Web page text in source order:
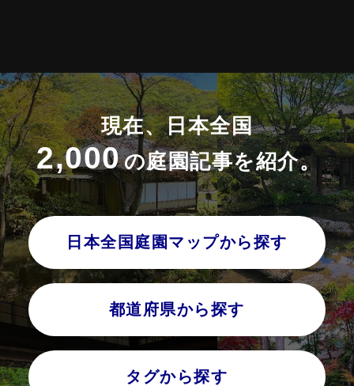
現在、日本全国
2,000の庭園記事を紹介。
日本全国庭園マップから探す
都道府県から探す
タグから探す